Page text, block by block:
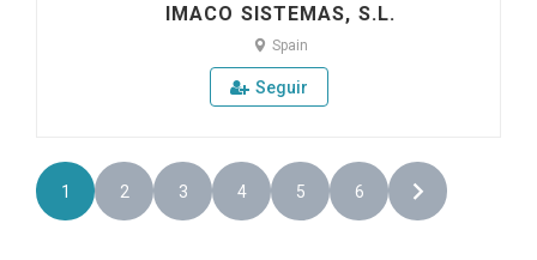
IMACO SISTEMAS, S.L.
Spain
Seguir
1 2 3 4 5 6